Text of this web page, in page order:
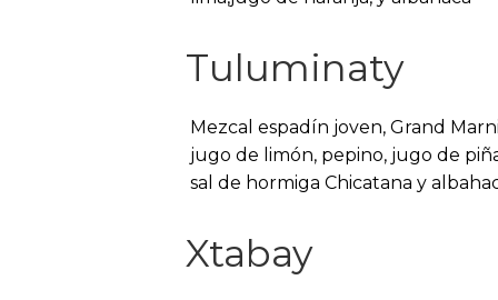
Tuluminaty
Mezcal espadín joven, Grand
jugo de limón, pepino, jugo de
sal de hormiga Chicatana y
Xtabay